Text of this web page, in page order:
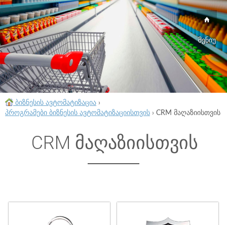
მენიუ
ბიზნესის ავტომატიზაცია ›
პროგრამები ბიზნესის ავტომატიზაციისთვის › CRM მაღაზიისთვის
CRM მაღაზიისთვის